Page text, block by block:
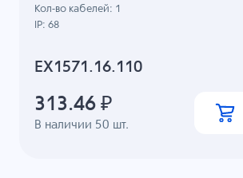
EX1571.16.110
В наличии 50 шт.
Кол-во кабелей: 1
IP: 68
313.46 ₽